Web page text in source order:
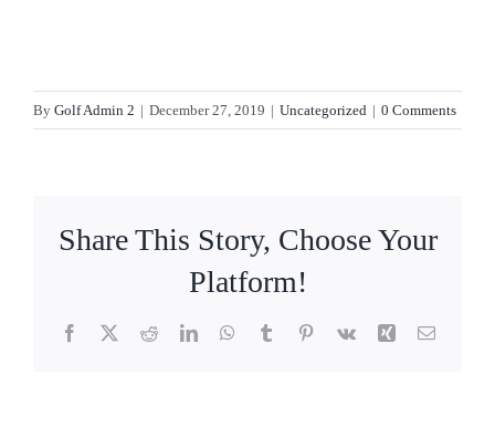
By Golf Admin 2 | December 27, 2019 | Uncategorized | 0 Comments
Share This Story, Choose Your
Platform!
Facebook
X RedditLinkedInWhatsApp
TumblrPinterest
Vk Xing Email